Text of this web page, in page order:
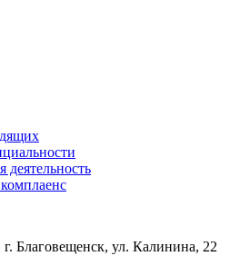
Благовещенск, ул. Калинина, 22